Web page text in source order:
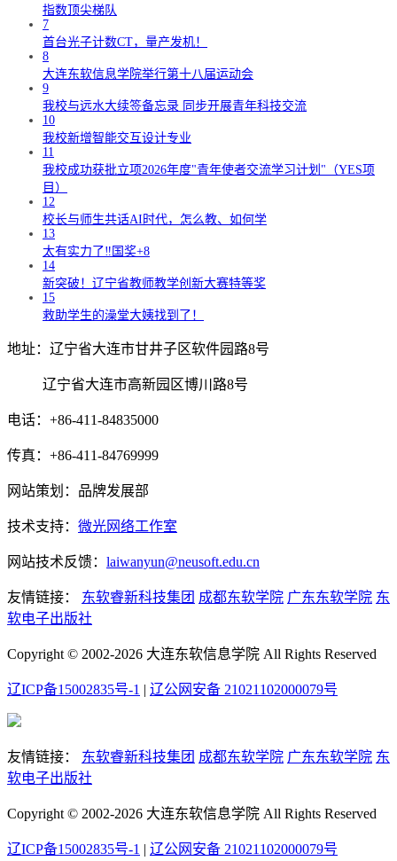
指数顶尖梯队
7
首台光子计数CT，量产发机！
8
大连东软信息学院举行第十八届运动会
9
我校与远水大续签备忘录 同步开展青年科技交流
10
我校新增智能交互设计专业
11
我校成功获批立项2026年度"青年使者交流学习计划"（YES项
目）
12
校长与师生共话AI时代，怎么教、如何学
13
太有实力了‼️国奖+8
14
新突破！辽宁省教师教学创新大赛特等奖
15
救助学生的澡堂大姨找到了！
地址：辽宁省大连市甘井子区软件园路8号
辽宁省大连市高新园区博川路8号
电话：+86-411-84835000
传真：+86-411-84769999
网站策划：品牌发展部
技术支持： 微光网络工作室
网站技术反馈： laiwanyun@neusoft.edu.cn
友情链接： 东软睿新科技集团 成都东软学院 广东东软学院 东
软电子出版社
Copyright © 2002-2026 大连东软信息学院 All Rights Reserved
辽ICP备15002835号-1 | 辽公网安备 21021102000079号
友情链接： 东软睿新科技集团 成都东软学院 广东东软学院 东
软电子出版社
Copyright © 2002-2026 大连东软信息学院 All Rights Reserved
辽ICP备15002835号-1 | 辽公网安备 21021102000079号